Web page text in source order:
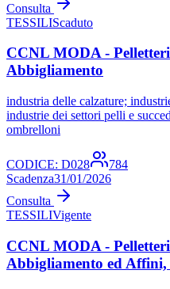
Consulta
TESSILIScaduto
CCNL MODA -
Abbigliamento
industria delle calzature;
industrie dei settori pelli e
ombrelloni
CODICE: D028
784
Scadenza31/01/2026
Consulta
TESSILIVigente
CCNL MODA -
Abbigliamento ed